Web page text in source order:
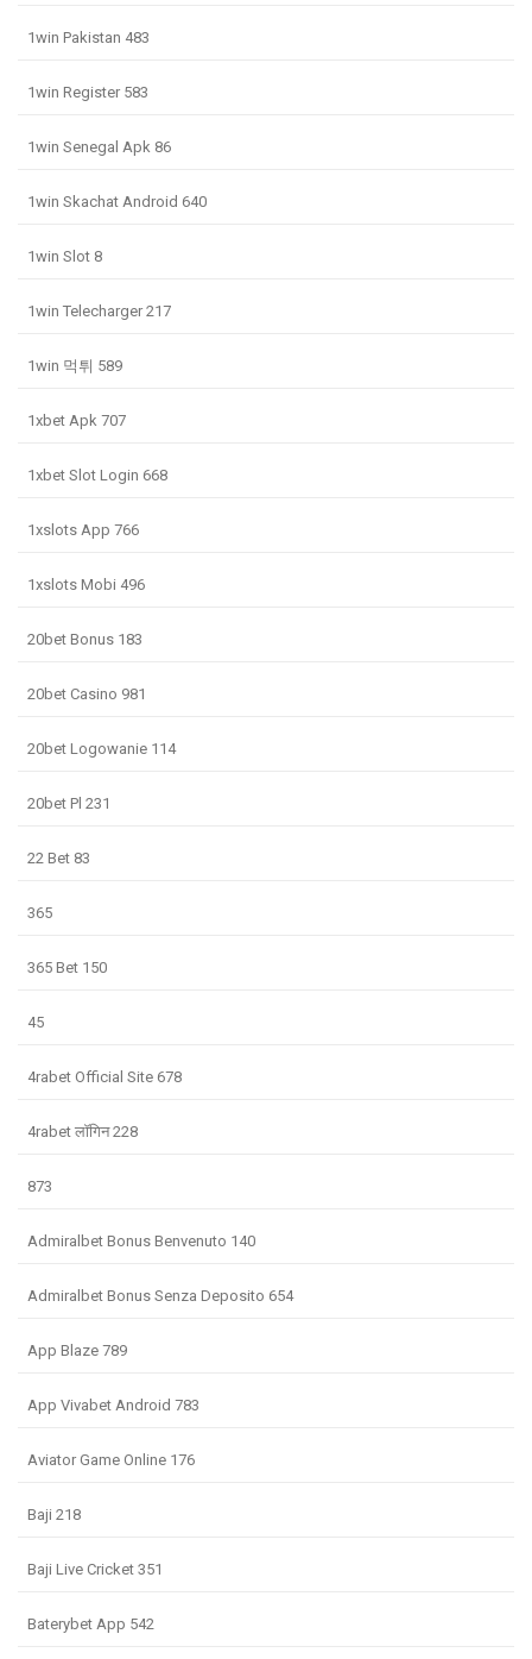
1win Pakistan 483
1win Register 583
1win Senegal Apk 86
1win Skachat Android 640
1win Slot 8
1win Telecharger 217
1win 먹튀 589
1xbet Apk 707
1xbet Slot Login 668
1xslots App 766
1xslots Mobi 496
20bet Bonus 183
20bet Casino 981
20bet Logowanie 114
20bet Pl 231
22 Bet 83
365
365 Bet 150
45
4rabet Official Site 678
4rabet लॉगिन 228
873
Admiralbet Bonus Benvenuto 140
Admiralbet Bonus Senza Deposito 654
App Blaze 789
App Vivabet Android 783
Aviator Game Online 176
Baji 218
Baji Live Cricket 351
Baterybet App 542